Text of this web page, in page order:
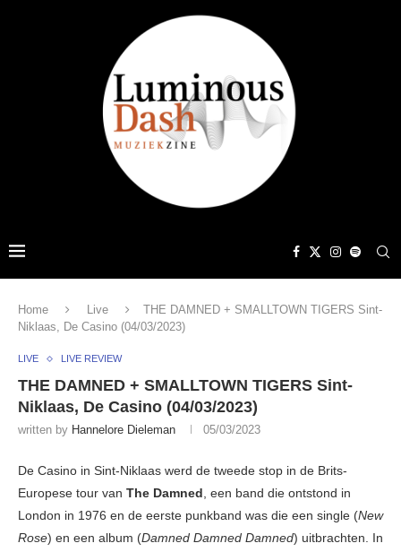
Home Live
THE DAMNED + SMALLTOWN TIGERS Sint-
Niklaas, De Casino (04/03/2023)
LIVE LIVE REVIEW
THE DAMNED + SMALLTOWN TIGERS Sint-
Niklaas, De Casino (04/03/2023)
written by Hannelore Dieleman 05/03/2023
De Casino in Sint-Niklaas werd de tweede stop in de Brits-
Europese tour van The Damned, een band die ontstond in
London in 1976 en de eerste punkband was die een single (New
Rose) en een album (Damned Damned Damned) uitbrachten. In